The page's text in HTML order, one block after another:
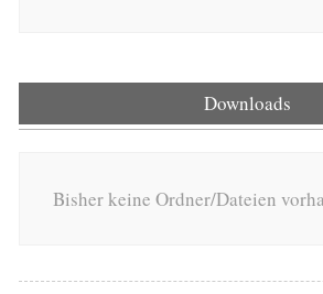
Downloads
Bisher keine Ordner/Dateien